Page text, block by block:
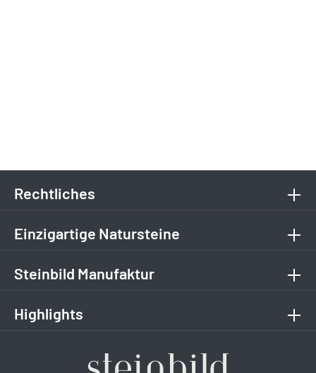
Rechtliches
Einzigartige Natursteine
Steinbild Manufaktur
Highlights